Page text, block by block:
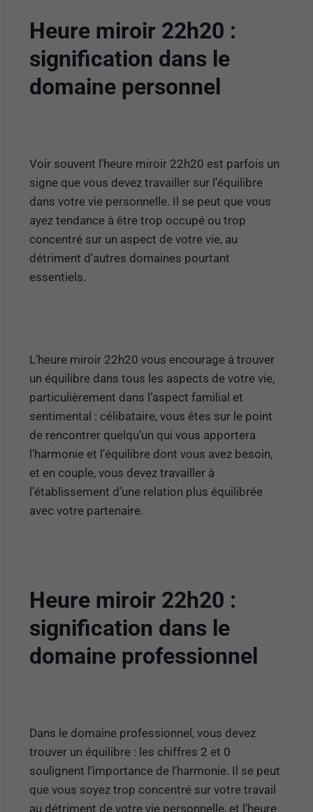
Heure miroir 22h20 :
signification dans le
domaine personnel
Voir souvent l’heure miroir 22h20 est parfois un
signe que vous devez travailler sur l’équilibre
dans votre vie personnelle. Il se peut que vous
ayez tendance à être trop occupé ou trop
concentré sur un aspect de votre vie, au
détriment d’autres domaines pourtant
essentiels.
L’heure miroir 22h20 vous encourage à trouver
un équilibre dans tous les aspects de votre vie,
particulièrement dans l’aspect familial et
sentimental : célibataire, vous êtes sur le point
de rencontrer quelqu’un qui vous apportera
l’harmonie et l’équilibre dont vous avez besoin,
et en couple, vous devez travailler à
l’établissement d’une relation plus équilibrée
avec votre partenaire.
Heure miroir 22h20 :
signification dans le
domaine professionnel
Dans le domaine professionnel, vous devez
trouver un équilibre : les chiffres 2 et 0
soulignent l’importance de l’harmonie. Il se peut
que vous soyez trop concentré sur votre travail
au détriment de votre vie personnelle, et l’heure